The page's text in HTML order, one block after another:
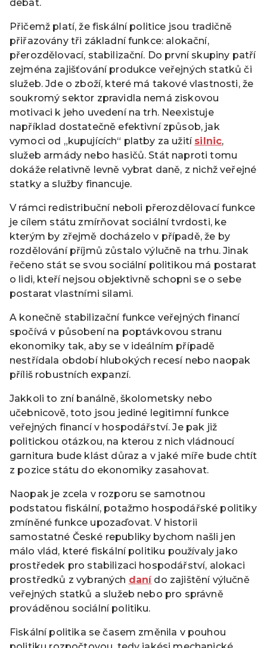
debat.
Přičemž platí, že fiskální politice jsou tradičně
přiřazovány tři základní funkce: alokační,
přerozdělovací, stabilizační. Do první skupiny patří
zejména zajišťování produkce veřejných statků či
služeb. Jde o zboží, které má takové vlastnosti, že
soukromý sektor zpravidla nemá ziskovou
motivaci k jeho uvedení na trh. Neexistuje
například dostatečně efektivní způsob, jak
vymoci od „kupujících“ platby za užití silnic,
služeb armády nebo hasičů. Stát naproti tomu
dokáže relativně levně vybrat daně, z nichž veřejné
statky a služby financuje.
V rámci redistribuční neboli přerozdělovací funkce
je cílem státu zmírňovat sociální tvrdosti, ke
kterým by zřejmě docházelo v případě, že by
rozdělování příjmů zůstalo výlučně na trhu. Jinak
řečeno stát se svou sociální politikou má postarat
o lidi, kteří nejsou objektivně schopni se o sebe
postarat vlastními silami.
A konečně stabilizační funkce veřejných financí
spočívá v působení na poptávkovou stranu
ekonomiky tak, aby se v ideálním případě
nestřídala období hlubokých recesí nebo naopak
příliš robustních expanzí.
Jakkoli to zní banálně, školometsky nebo
učebnicově, toto jsou jediné legitimní funkce
veřejných financí v hospodářství. Je pak již
politickou otázkou, na kterou z nich vládnoucí
garnitura bude klást důraz a v jaké míře bude chtít
z pozice státu do ekonomiky zasahovat.
Naopak je zcela v rozporu se samotnou
podstatou fiskální, potažmo hospodářské politiky
zmíněné funkce upozaďovat. V historii
samostatné České republiky bychom našli jen
málo vlád, které fiskální politiku používaly jako
prostředek pro stabilizaci hospodářství, alokaci
prostředků z vybraných danído zajištění výlučně
veřejných statků a služeb nebo pro správně
prováděnou sociální politiku.
Fiskální politika se časem změnila v pouhou